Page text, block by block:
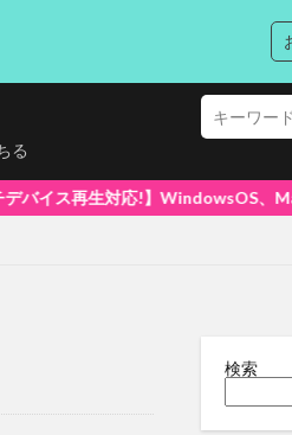
る
、Mac、スマホ(iPhone
検索